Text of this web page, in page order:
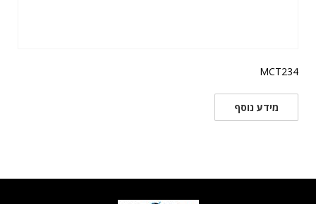
MCT234
מידע נוסף